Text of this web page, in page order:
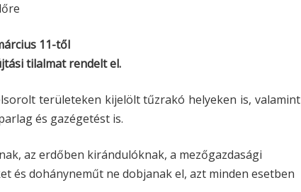
11-től
tilalmat rendelt el.
területeken kijelölt tűzrakó helyeken is, valamint
és gazégetést is.
az erdőben kirándulóknak, a mezőgazdasági
és dohányneműt ne dobjanak el, azt minden esetben